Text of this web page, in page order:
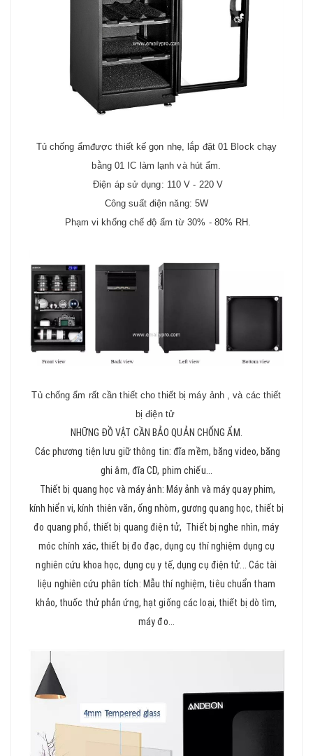
Tủ chống ẩmđược thiết kế gọn nhẹ, lắp đặt 01 Block chạy
bằng 01 IC làm lạnh và hút ẩm.
Điện áp sử dụng: 110 V - 220 V
Công suất điện năng: 5W
Phạm vi khống chế độ ẩm từ 30% - 80% RH.​
Tủ chống ẩm rất cần thiết cho thiết bị máy ảnh , và các thiết
bị điện tử
NHỮNG ĐỒ VẬT CẦN BẢO QUẢN CHỐNG ẨM.
Các phương tiện lưu giữ thông tin: đĩa mềm, băng video, băng
ghi âm, đĩa CD, phim chiếu...
Thiết bị quang học và máy ảnh: Máy ảnh và máy quay phim,
kính hiển vi, kính thiên văn, ống nhòm, gương quang học, thiết bị
đo quang phổ, thiết bị quang điện tử, Thiết bị nghe nhìn, máy
móc chính xác, thiết bị đo đạc, dụng cụ thí nghiệm dụng cụ
nghiên cứu khoa học, dụng cụ y tế, dụng cụ điện tử... Các tài
liệu nghiên cứu phân tích: Mẫu thí nghiệm, tiêu chuẩn tham
khảo, thuốc thử phản ứng, hạt giống các loại, thiết bị dò tìm,
máy đo...